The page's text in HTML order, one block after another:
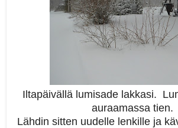
Iltapäivällä lumisade lakkasi.
auraamassa tien.
Lähdin sitten uudelle lenkille ja